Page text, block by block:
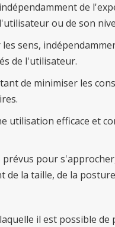
de
ou de son
sens,
de l'utilisateur.
de minimiser les
utilisation efficace et
pour
la taille, de la
il est possible de